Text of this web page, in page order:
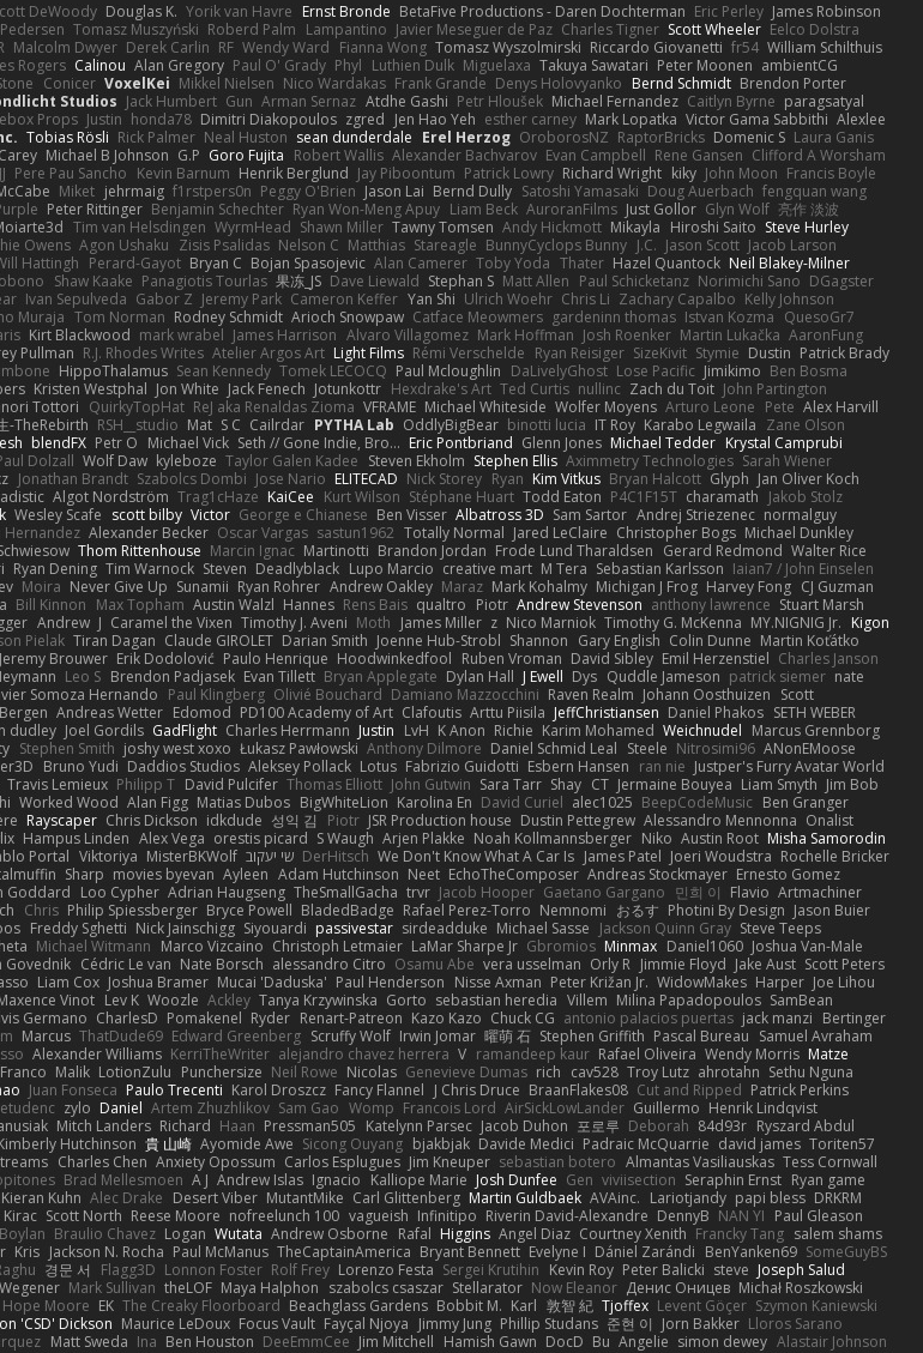
DeWoody Douglas K. Yorik van Havre Ernst Bronde BetaFive Productions - Daren Dochterman Eric Perley James Robinson
Tomasz Muszyński Roberd Palm Lampantino Javier Meseguer de Paz Charles Tigner Scott Wheeler Eelco Dolstra
Malcolm Dwyer Derek Carlin RF Wendy Ward Fianna Wong Tomasz Wyszolmirski Riccardo Giovanetti fr54 William Schilthuis
Rogers Calinou Alan Gregory Paul O' Grady Phyl Luthien Dulk Miguelaxa Takuya Sawatari Peter Moonen ambientCG
Conicer VoxelKei Mikkel Nielsen Nico Wardakas Frank Grande Denys Holovyanko Bernd Schmidt Brendon Porter
Studios Jack Humbert Gun Arman Sernaz Atdhe Gashi Petr Hloušek Michael Fernandez Caitlyn Byrne paragsatyal
Props Justin honda78 Dimitri Diakopoulos zgred Jen Hao Yeh esther carney Mark Lopatka Victor Gama Sabbithi Alexlee
Tobias Rösli Rick Palmer Neal Huston sean dunderdale Erel Herzog OroborosNZ RaptorBricks Domenic S Laura Ganis
Michael B Johnson G.P Goro Fujita Robert Wallis Alexander Bachvarov Evan Campbell Rene Gansen Clifford A Worsham
JJ Pere Pau Sancho Kevin Barnum Henrik Berglund Jay Piboontum Patrick Lowry Richard Wright kiky John Moon Francis Boyle
Miket jehrmaig f1rstpers0n Peggy O'Brien Jason Lai Bernd Dully Satoshi Yamasaki Doug Auerbach fengquan wang
Peter Rittinger Benjamin Schechter Ryan Won-Meng Apuy Liam Beck AuroranFilms Just Gollor Glyn Wolf 亮作 淡波
Tim van Helsdingen WyrmHead Shawn Miller Tawny Tomsen Andy Hickmott Mikayla Hiroshi Saito Steve Hurley
Owens Agon Ushaku Zisis Psalidas Nelson C Matthias Stareagle BunnyCyclops Bunny J.C. Jason Scott Jacob Larson
Hattingh Perard-Gayot Bryan C Bojan Spasojevic Alan Camerer Toby Yoda Thater Hazel Quantock Neil Blakey-Milner
Shaw Kaake Panagiotis Tourlas 果冻_JS Dave Liewald Stephan S Matt Allen Paul Schicketanz Norimichi Sano DGagster
Ivan Sepulveda Gabor Z Jeremy Park Cameron Keffer Yan Shi Ulrich Woehr Chris Li Zachary Capalbo Kelly Johnson
Muraja Tom Norman Rodney Schmidt Arioch Snowpaw Catface Meowmers gardeninn thomas Istvan Kozma QuesoGr7
Kirt Blackwood mark wrabel James Harrison Alvaro Villagomez Mark Hoffman Josh Roenker Martin Lukačka AaronFung
Pullman R.J. Rhodes Writes Atelier Argos Art Light Films Rémi Verschelde Ryan Reisiger SizeKivit Stymie Dustin Patrick Brady
HippoThalamus Sean Kennedy Tomek LECOCQ Paul Mcloughlin DaLivelyGhost Lose Pacific Jimikimo Ben Bosma
Kristen Westphal Jon White Jack Fenech Jotunkottr Hexdrake's Art Ted Curtis nullinc Zach du Toit John Partington
Tottori QuirkyTopHat ReJ aka Renaldas Zioma VFRAME Michael Whiteside Wolfer Moyens Arturo Leone Pete Alex Harvill
-TheRebirth RSH__studio Mat S C Cailrdar PYTHA Lab OddlyBigBear binotti lucia IT Roy Karabo Legwaila Zane Olson
blendFX Petr O Michael Vick Seth // Gone Indie, Bro... Eric Pontbriand Glenn Jones Michael Tedder Krystal Camprubi
Dolzall Wolf Daw kyleboze Taylor Galen Kadee Steven Ekholm Stephen Ellis Aximmetry Technologies Sarah Wiener
Jonathan Brandt Szabolcs Dombi Jose Nario ELITECAD Nick Storey Ryan Kim Vitkus Bryan Halcott Glyph Jan Oliver Koch
Algot Nordström Trag1cHaze KaiCee Kurt Wilson Stéphane Huart Todd Eaton P4C1F15T charamath Jakob Stolz
Wesley Scafe scott bilby Victor George e Chianese Ben Visser Albatross 3D Sam Sartor Andrej Striezenec normalguy
Hernandez Alexander Becker Oscar Vargas sastun1962 Totally Normal Jared LeClaire Christopher Bogs Michael Dunkley
Thom Rittenhouse Marcin Ignac Martinotti Brandon Jordan Frode Lund Tharaldsen Gerard Redmond Walter Rice
Ryan Dening Tim Warnock Steven Deadlyblack Lupo Marcio creative mart M Tera Sebastian Karlsson Iaian7 / John Einselen
Moira Never Give Up Sunamii Ryan Rohrer Andrew Oakley Maraz Mark Kohalmy Michigan J Frog Harvey Fong CJ Guzman
Bill Kinnon Max Topham Austin Walzl Hannes Rens Bais qualtro Piotr Andrew Stevenson anthony lawrence Stuart Marsh
Andrew J Caramel the Vixen Timothy J. Aveni Moth James Miller z Nico Marniok Timothy G. McKenna MY.NIGNIG Jr. Kigon
Pielak Tiran Dagan Claude GIROLET Darian Smith Joenne Hub-Strobl Shannon Gary English Colin Dunne Martin Koťátko
Jeremy Brouwer Erik Dodolović Paulo Henrique Hoodwinkedfool Ruben Vroman David Sibley Emil Herzenstiel Charles Janson
Leo S Brendon Padjasek Evan Tillett Bryan Applegate Dylan Hall J Ewell Dys Quddle Jameson patrick siemer nate
Somoza Hernando Paul Klingberg Olivié Bouchard Damiano Mazzocchini Raven Realm Johann Oosthuizen Scott
Andreas Wetter Edomod PD100 Academy of Art Clafoutis Arttu Piisila JeffChristiansen Daniel Phakos SETH WEBER
dudley Joel Gordils GadFlight Charles Herrmann Justin LvH K Anon Richie Karim Mohamed Weichnudel Marcus Grennborg
Stephen Smith joshy west xoxo Łukasz Pawłowski Anthony Dilmore Daniel Schmid Leal Steele Nitrosimi96 ANonEMoose
Bruno Yudi Daddios Studios Aleksey Pollack Lotus Fabrizio Guidotti Esbern Hansen ran nie Justper's Furry Avatar World
Travis Lemieux Philipp T David Pulcifer Thomas Elliott John Gutwin Sara Tarr Shay CT Jermaine Bouyea Liam Smyth Jim Bob
Worked Wood Alan Figg Matias Dubos BigWhiteLion Karolina En David Curiel alec1025 BeepCodeMusic Ben Granger
Rayscaper Chris Dickson idkdude 성익 김 Piotr JSR Production house Dustin Pettegrew Alessandro Mennonna Onalist
Hampus Linden Alex Vega orestis picard S Waugh Arjen Plakke Noah Kollmannsberger Niko Austin Root Misha Samorodin
Portal Viktoriya MisterBKWolf שי יעקוב DerHitsch We Don't Know What A Car Is James Patel Joeri Woudstra Rochelle Bricker
Sharp movies byevan Ayleen Adam Hutchinson Neet EchoTheComposer Andreas Stockmayer Ernesto Gomez
Goddard Loo Cypher Adrian Haugseng TheSmallGacha trvr Jacob Hooper Gaetano Gargano 민희 이 Flavio Artmachiner
Chris Philip Spiessberger Bryce Powell BladedBadge Rafael Perez-Torro Nemnomi おるす Photini By Design Jason Buier
Freddy Sghetti Nick Jainschigg Siyouardi passivestar sirdeadduke Michael Sasse Jackson Quinn Gray Steve Teeps
Michael Witmann Marco Vizcaino Christoph Letmaier LaMar Sharpe Jr Gbromios Minmax Daniel1060 Joshua Van-Male
Govednik Cédric Le van Nate Borsch alessandro Citro Osamu Abe vera usselman Orly R Jimmie Floyd Jake Aust Scott Peters
Liam Cox Joshua Bramer Mucai 'Daduska' Paul Henderson Nisse Axman Peter Križan Jr. WidowMakes Harper Joe Lihou
Vinot Lev K Woozle Ackley Tanya Krzywinska Gorto sebastian heredia Villem Milina Papadopoulos SamBean
Germano CharlesD Pomakenel Ryder Renart-Patreon Kazo Kazo Chuck CG antonio palacios puertas jack manzi Bertinger
Marcus ThatDude69 Edward Greenberg Scruffy Wolf Irwin Jomar 曜萌 石 Stephen Griffith Pascal Bureau Samuel Avraham
Alexander Williams KerriTheWriter alejandro chavez herrera V ramandeep kaur Rafael Oliveira Wendy Morris Matze
Franco Malik LotionZulu Punchersize Neil Rowe Nicolas Genevieve Dumas rich cav528 Troy Lutz ahrotahn Sethu Nguna
Juan Fonseca Paulo Trecenti Karol Droszcz Fancy Flannel J Chris Druce BraanFlakes08 Cut and Ripped Patrick Perkins
etudenc zylo Daniel Artem Zhuzhlikov Sam Gao Womp Francois Lord AirSickLowLander Guillermo Henrik Lindqvist
Mitch Landers Richard Haan Pressman505 Katelynn Parsec Jacob Duhon 포로루 Deborah 84d93r Ryszard Abdul
Hutchinson 貴 山崎 Ayomide Awe Sicong Ouyang bjakbjak Davide Medici Padraic McQuarrie david james Toriten57
Charles Chen Anxiety Opossum Carlos Esplugues Jim Kneuper sebastian botero Almantas Vasiliauskas Tess Cornwall
Brad Mellesmoen A J Andrew Islas Ignacio Kalliope Marie Josh Dunfee Gen viviisection Seraphin Ernst Ryan game
Kieran Kuhn Alec Drake Desert Viber MutantMike Carl Glittenberg Martin Guldbaek AVAinc. Lariotjandy papi bless DRKRM
Kirac Scott North Reese Moore nofreelunch 100 vagueish Infinitipo Riverin David-Alexandre DennyB NAN YI Paul Gleason
Braulio Chavez Logan Wutata Andrew Osborne Rafal Higgins Angel Diaz Courtney Xenith Francky Tang salem shams
Kris Jackson N. Rocha Paul McManus TheCaptainAmerica Bryant Bennett Evelyne I Dániel Zarándi BenYanken69 SomeGuyBS
경문 서 Flagg3D Lonnon Foster Rolf Frey Lorenzo Festa Sergei Krutihin Kevin Roy Peter Balicki steve Joseph Salud
Mark Sullivan theLOF Maya Halphon szabolcs csaszar Stellarator Now Eleanor Денис Оницев Michał Roszkowski
Hope Moore EK The Creaky Floorboard Beachglass Gardens Bobbit M. Karl 敦智 紀 Tjoffex Levent Göçer Szymon Kaniewski
'CSD' Dickson Maurice LeDoux Focus Vault Fayçal Njoya Jimmy Jung Phillip Studans 준현 이 Jorn Bakker Lloros Sarano
Matt Sweda Ina Ben Houston DeeEmmCee Jim Mitchell Hamish Gawn DocD Bu Angelie simon dewey Alastair Johnson